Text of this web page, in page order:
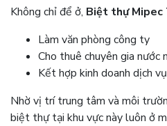
Không chỉ để ở, Biệt thự Mipec
Làm văn phòng công ty
Cho thuê chuyên gia nước
Kết hợp kinh doanh dịch
Nhờ vị trí trung tâm và môi
biệt thự tại khu vực này luôn ở